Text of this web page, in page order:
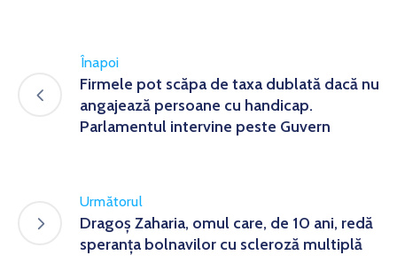
Înapoi
Firmele pot scăpa de taxa dublată dacă nu
angajează persoane cu handicap.
Parlamentul intervine peste Guvern
Următorul
Dragoș Zaharia, omul care, de 10 ani, redă
speranța bolnavilor cu scleroză multiplă